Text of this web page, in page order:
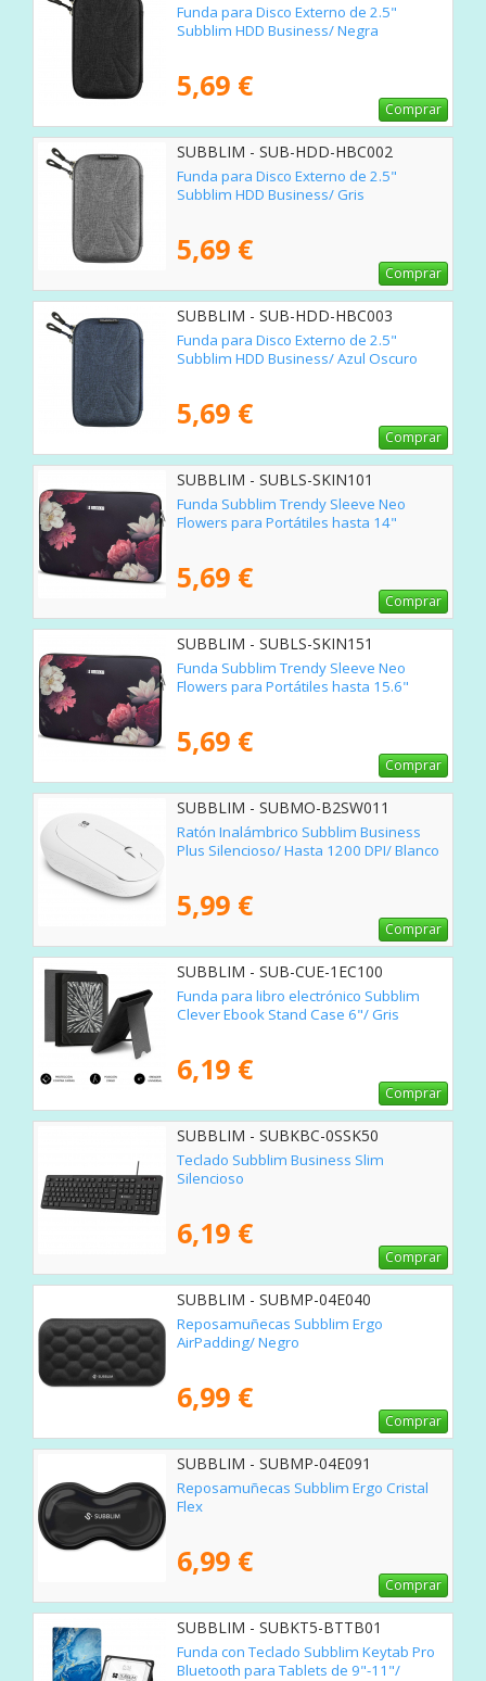
Funda para Disco Externo de 2.5"
Subblim HDD Business/ Negra
5,69 €
Comprar
SUBBLIM - SUB-HDD-HBC002
Funda para Disco Externo de 2.5"
Subblim HDD Business/ Gris
5,69 €
Comprar
SUBBLIM - SUB-HDD-HBC003
Funda para Disco Externo de 2.5"
Subblim HDD Business/ Azul Oscuro
5,69 €
Comprar
SUBBLIM - SUBLS-SKIN101
Funda Subblim Trendy Sleeve Neo
Flowers para Portátiles hasta 14"
5,69 €
Comprar
SUBBLIM - SUBLS-SKIN151
Funda Subblim Trendy Sleeve Neo
Flowers para Portátiles hasta 15.6"
5,69 €
Comprar
SUBBLIM - SUBMO-B2SW011
Ratón Inalámbrico Subblim Business
Plus Silencioso/ Hasta 1200 DPI/ Blanco
5,99 €
Comprar
SUBBLIM - SUB-CUE-1EC100
Funda para libro electrónico Subblim
Clever Ebook Stand Case 6"/ Gris
6,19 €
Comprar
SUBBLIM - SUBKBC-0SSK50
Teclado Subblim Business Slim
Silencioso
6,19 €
Comprar
SUBBLIM - SUBMP-04E040
Reposamuñecas Subblim Ergo
AirPadding/ Negro
6,99 €
Comprar
SUBBLIM - SUBMP-04E091
Reposamuñecas Subblim Ergo Cristal
Flex
6,99 €
Comprar
SUBBLIM - SUBKT5-BTTB01
Funda con Teclado Subblim Keytab Pro
Bluetooth para Tablets de 9"-11"/